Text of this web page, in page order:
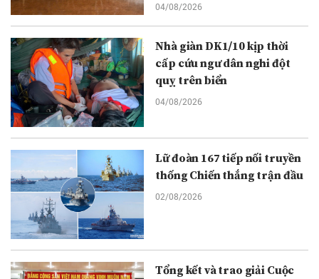
04/08/2026
Nhà giàn DK1/10 kịp thời
cấp cứu ngư dân nghi đột
quỵ trên biển
04/08/2026
Lữ đoàn 167 tiếp nối truyền
thống Chiến thắng trận đầu
02/08/2026
Tổng kết và trao giải Cuộc